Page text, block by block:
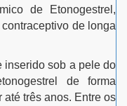
de Etonogestrel,
de longa
inserido sob a pele do
de forma
três anos. Entre os